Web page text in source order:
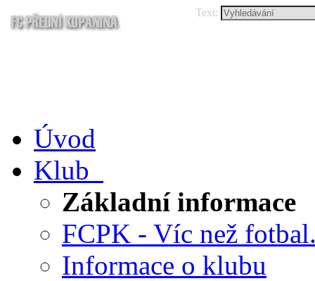
Text:
Úvod
Klub
Základní informace
FCPK - Víc než
Informace o klubu